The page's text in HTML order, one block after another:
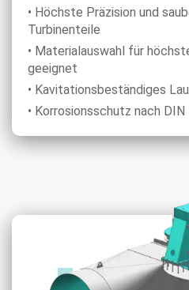
• Höchste Präzision und
Turbinenteile
• Materialauswahl für
geeignet
• Kavitationsbeständiges
• Korrosionsschutz nach